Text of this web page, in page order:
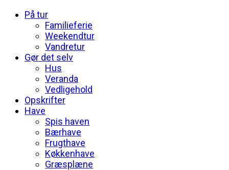
På tur
Familieferie
Weekendtur
Vandretur
Gør det selv
Hus
Veranda
Vedligehold
Opskrifter
Have
Spis haven
Bærhave
Frugthave
Køkkenhave
Græsplæne